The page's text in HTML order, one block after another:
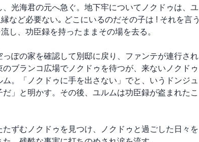
光海君の元へ急ぐ。地下牢についてノクドゥは、ユ
など必要ない｡ どこにいるのだその子は ! それを言う
し、功臣録を持ったままその場を去る。
ぽの家を確認して別邸に戻り、ファンテが連行され
ブランコ広場でノクドゥを待つが、来ないノクドゥ
。「ノクドゥに手を出さない」でと、いうドンジュ
」と明かす。その後、ユルムは功臣録が盗まれたこ
ずむノクドゥを見つけ、ノクドゥと過ごした日々を